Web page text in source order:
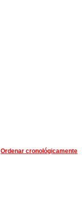
Ordenar cronológicamente